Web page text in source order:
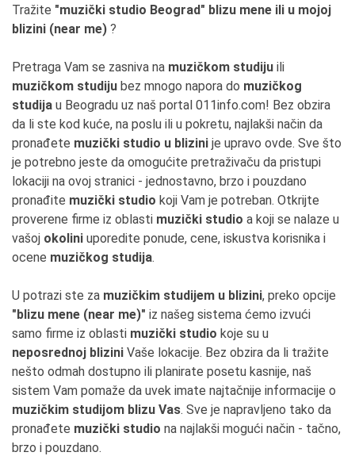
Tražite "muzički studio Beograd" blizu mene ili u mojoj
blizini (near me) ?
Pretraga Vam se zasniva na muzičkom studiju ili
muzičkom studiju bez mnogo napora do muzičkog
studija u Beogradu uz naš portal 011info.com! Bez obzira
da li ste kod kuće, na poslu ili u pokretu, najlakši način da
pronađete muzički studio u blizini je upravo ovde. Sve što
je potrebno jeste da omogućite pretraživaču da pristupi
lokaciji na ovoj stranici - jednostavno, brzo i pouzdano
pronađite muzički studio koji Vam je potreban. Otkrijte
proverene firme iz oblasti muzički studio a koji se nalaze u
vašoj okolini uporedite ponude, cene, iskustva korisnika i
ocene muzičkog studija.
U potrazi ste za muzičkim studijem u blizini, preko opcije
"blizu mene (near me)" iz našeg sistema ćemo izvući
samo firme iz oblasti muzički studio koje su u
neposrednoj blizini Vaše lokacije. Bez obzira da li tražite
nešto odmah dostupno ili planirate posetu kasnije, naš
sistem Vam pomaže da uvek imate najtačnije informacije o
muzičkim studijom blizu Vas. Sve je napravljeno tako da
pronađete muzički studio na najlakši mogući način - tačno,
brzo i pouzdano.